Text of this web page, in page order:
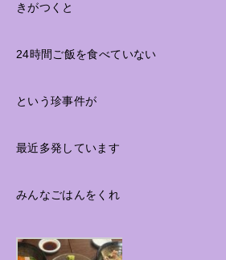
きがつくと
24時間ご飯を食べていない
という珍事件が
最近多発しています
みんなごはんをくれ